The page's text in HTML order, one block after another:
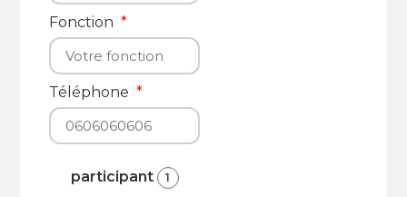
Fonction
Téléphone
participant 1